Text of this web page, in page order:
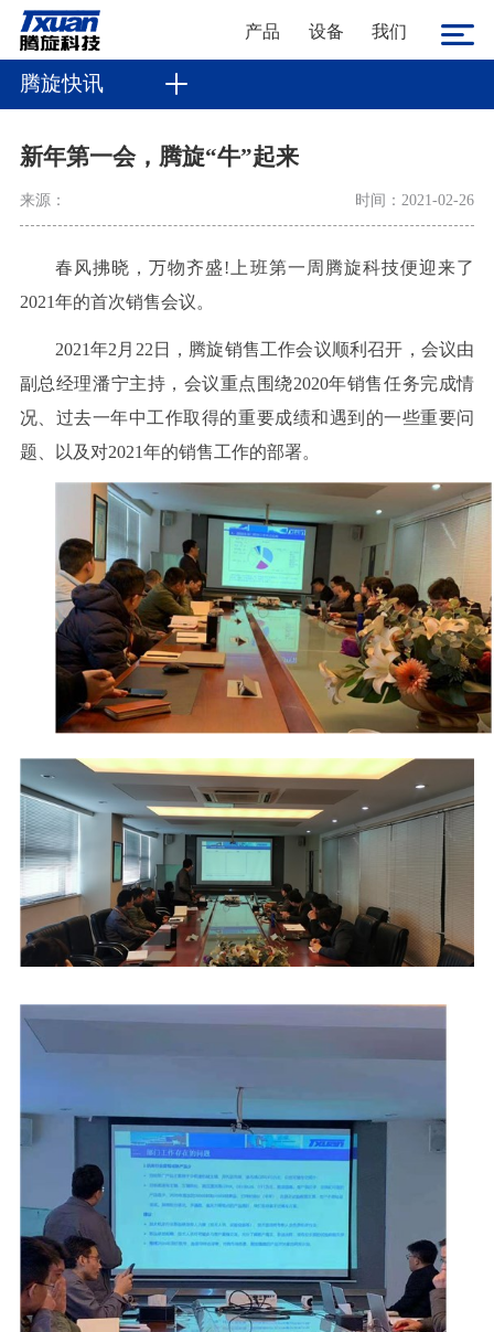
产品 设备 我们
腾旋快讯
新年第一会，腾旋“牛”起来
来源： 时间：2021-02-26
春风拂晓，万物齐盛! 上班第一周腾旋科技便迎来了
2021年的首次销售会议。
2021年2 月 22 日，腾旋销售工作会议顺利召开，会议由
副总经理潘宁主持，会议重点围绕2020年销售任务完成情
况、过去一年中工作取得的重要成绩和遇到的一些重要问
题、以及对2021年的销售工作的部署。